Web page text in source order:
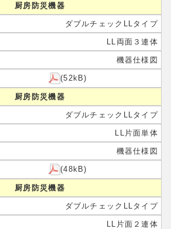
厨房防災機器
ダブルチェックLLタイプ
LL両面３連体
機器仕様図
(52kB)
厨房防災機器
ダブルチェックLLタイプ
LL片面単体
機器仕様図
(48kB)
厨房防災機器
ダブルチェックLLタイプ
LL片面２連体